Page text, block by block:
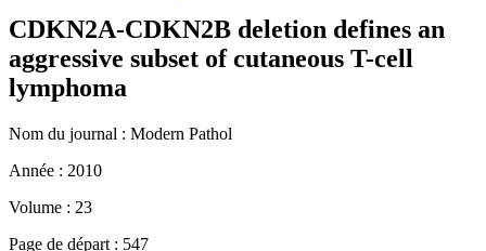
CDKN2A-CDKN2B deletion defines an
aggressive subset of cutaneous T-cell
lymphoma
Nom du journal : Modern Pathol
Année : 2010
Volume : 23
Page de départ : 547